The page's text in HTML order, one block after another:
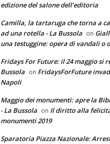
edizione del salone dell’editoria
Camilla, la tartaruga che torna a
ad una rotella - La Bussola on
una testuggine: opera di vandali o
Fridays For Future: il 24 maggio si
Bussola on FridaysForFuture
Napoli
Maggio dei monumenti: apre la
- La Bussola on Il diritto alla
monumenti 2019
Sparatoria Piazza Nazionale: